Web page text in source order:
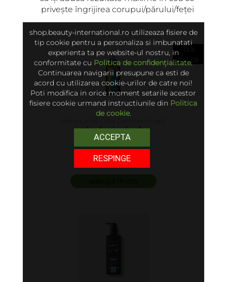
privește îngrijirea corupui/părului/feței
-15%
în coș
5.00 (6)
250 lei
shop.beauty-international.ro utilizeaza fisiere de
tip cookie pentru a personaliza si imbunatati
experienta ta pe website-ul nostru, in
conformitate cu Politica de confidențialitate.
Continuarea navigarii presupune ca esti de
acord cu utilizarea cookie-urilor de catre noi!
Poti modifica in orice moment setarile acestor
fisiere cookie urmand instructiunile din Politica
de cookie.
ACCEPTA
RESPINGE